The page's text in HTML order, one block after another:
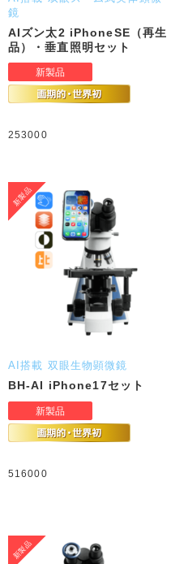
鏡
AIズン太2 iPhoneSE（再生
品）・垂直照明セット
253000
AI搭載 双眼生物顕微鏡
BH-AI iPhone17セット
516000